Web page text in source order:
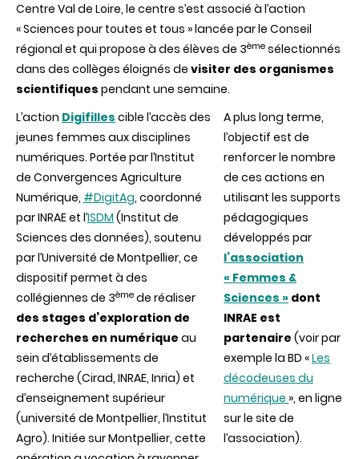
Centre Val de Loire, le centre s’est associé à l’action
« Sciences pour toutes et tous » lancée par le Conseil
régional et qui propose à des élèves de 3ème sélectionnés
dans des collèges éloignés de visiter des organismes
scientifiques pendant une semaine.
L’action Digifilles cible l’accès des
jeunes femmes aux disciplines
numériques. Portée par l’Institut
de Convergences Agriculture
Numérique, #DigitAg, coordonné
par INRAE et l’ISDM (Institut de
Sciences des données), soutenu
par l’Université de Montpellier, ce
dispositif permet à des
collégiennes de 3ème de réaliser
des stages d’exploration de
recherches en numérique au
sein d’établissements de
recherche (Cirad, INRAE, Inria) et
d’enseignement supérieur
(université de Montpellier, l’Institut
Agro). Initiée sur Montpellier, cette
A plus long terme,
l’objectif est de
renforcer le nombre
de ces actions en
utilisant les supports
pédagogiques
développés par
l’association
« Femmes &
Sciences » dont
INRAE est
partenaire (voir par
exemple la BD «Les
décodeuses du
numérique », en ligne
sur le site de
l’association).